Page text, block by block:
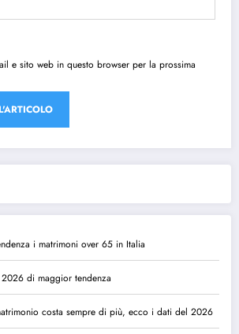
e sito web in questo browser per la prossima
i matrimoni over 65 in Italia
di maggior tendenza
costa sempre di più, ecco i dati del 2026